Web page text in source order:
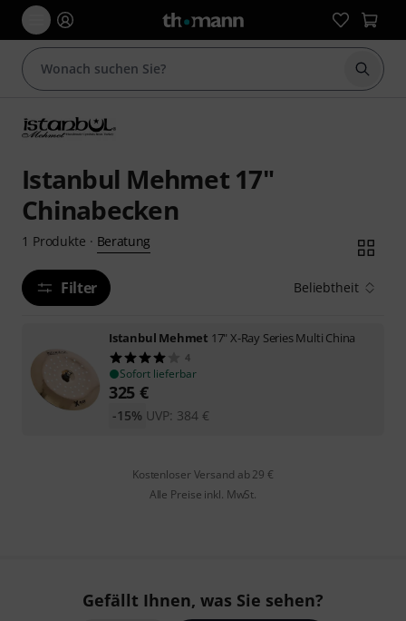
Suche
Istanbul Mehmet 17"
Chinabecken
1 Produkte · Beratung
Filter Beliebtheit
Istanbul Mehmet 17" X-Ray Series Multi China
4
Sofort lieferbar
325 €
UVP: 384 €
-15%
Kostenloser Versand ab 29 €
Alle Preise inkl. MwSt.
Gefällt Ihnen, was Sie sehen?